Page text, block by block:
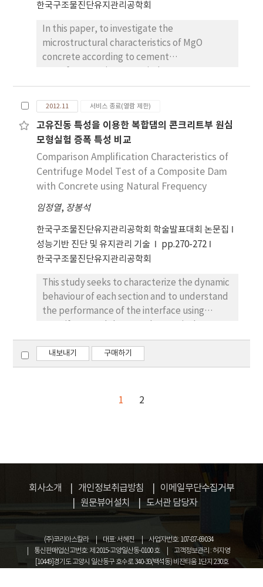
한국구조물진단유지관리공학회
In this paper, to investigate the
microstructural characteristics of MgO
concrete according to cement
DSC and Autoclave test. For two types of
cement, the micro structural characteristics
were observed by test variation of curing
temperature and MgO mixing ratio until age 1
year. DSC was conducted with curing
temperature of 20, 30, 40℃ and MgO mixing
ratio of 0% and 5%. XRD and SEM were
conducted with curing temperature of 20,
Autoclave test was conducted with MgO
mixing ratio of 0%, 3% and 5%.
2012.11 서비스 종료(열람 제한)
고유진동 특성을 이용한 복합댐의 콘크리트부 원심
모형실험 증폭 특성 비교
Comparison Amplification Characteristics of
Centrifuge Model Test of a Composite Dam
with Concrete using Natural Frequency
임정열, 장봉석
한국구조물진단유지관리공학회 학술발표대회 논문집
성능기반 진단 및 유지관리 기술
pp.270-272
한국구조물진단유지관리공학회
This study seeks to characterize the dynamic
behaviour of each section and to understand
the performance of the interface using
analyses. The model test was verified by the
comparison of the test results with those of
numerical analyses, and the natural
concrete-rockfill was proposed as like the
내보내기 구매하기
1 2
회사소개 개인정보취급방침
이메일무단수집거부
원문뷰어설치
도서관 담당자
(주)코리아스칼라 대표: 서혜진
사업자번호: 107-87-69034
통신판매업신고번호: 제 2015-고양일산동-0100 호
고객정보관리 : 허지영
[10449]경기도 고양시 일산동구 호수로 340-38(백석동) 비잔티움 1단지 230호